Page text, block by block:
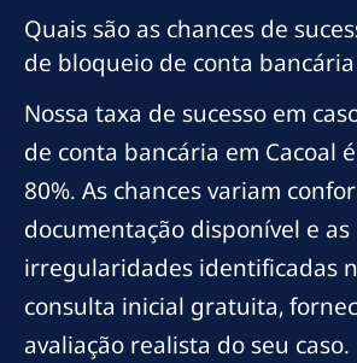
Quais são as chances de
de bloqueio de conta bancária
Nossa taxa de sucesso em
de conta bancária em Cacoal
80%. As chances variam
documentação disponível e as
irregularidades identificadas
consulta inicial gratuita,
avaliação realista do seu caso.